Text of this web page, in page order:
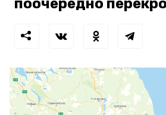
поочередно